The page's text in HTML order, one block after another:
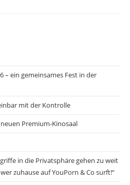
– ein gemeinsames Fest in der
mit der Kontrolle
Premium-Kinosaal
in die Privatsphäre gehen zu weit
zuhause auf YouPorn & Co surft!“